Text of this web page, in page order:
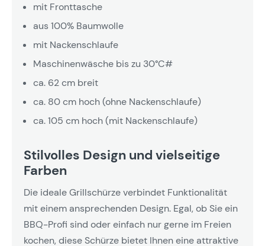
mit Fronttasche
aus 100% Baumwolle
mit Nackenschlaufe
Maschinenwäsche bis zu 30°C#
ca. 62 cm breit
ca. 80 cm hoch (ohne Nackenschlaufe)
ca. 105 cm hoch (mit Nackenschlaufe)
Stilvolles Design und vielseitige
Farben
Die ideale Grillschürze verbindet Funktionalität
mit einem ansprechenden Design. Egal, ob Sie ein
BBQ-Profi sind oder einfach nur gerne im Freien
kochen, diese Schürze bietet Ihnen eine attraktive